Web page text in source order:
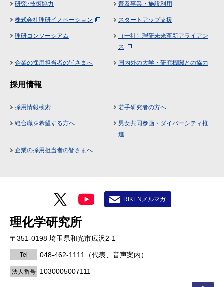
研究･技術協力 普及事業・施設利用
株式会社理研イノベーション スタートアップ支援
理研コンソーシアム
（一社）理研未来革新アライアン
ス
企業の採用担当者の皆さまへ 国内外の大学・研究機関との協力
採用情報
採用情報検索 若手研究者の方へ
総合職を希望する方へ
男女共同参画・ダイバーシティ推
進
企業の採用担当者の皆さまへ
理化学研究所
〒351-0198 埼玉県和光市広沢2-1
Tel 048-462-1111 （代表、音声案内）
法人番号 1030005007111
RIKENメルマガ